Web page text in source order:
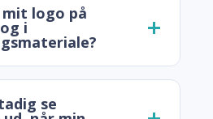
logo på
i
se